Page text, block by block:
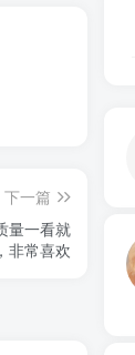
下一篇
量一看就
非常喜欢